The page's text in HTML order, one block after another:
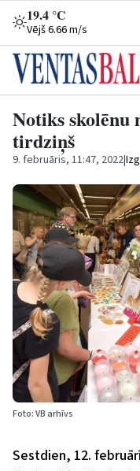
19.4 °C
Vējš 6.66 m/s
Notiks skolēnu
tirdziņš
9. februāris, 11:47, 2022|
Foto: VB arhīvs
Sestdien, 12.